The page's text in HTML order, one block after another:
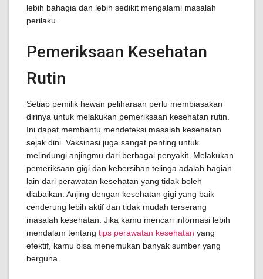
lebih bahagia dan lebih sedikit mengalami masalah
perilaku.
Pemeriksaan Kesehatan
Rutin
Setiap pemilik hewan peliharaan perlu membiasakan
dirinya untuk melakukan pemeriksaan kesehatan rutin.
Ini dapat membantu mendeteksi masalah kesehatan
sejak dini. Vaksinasi juga sangat penting untuk
melindungi anjingmu dari berbagai penyakit. Melakukan
pemeriksaan gigi dan kebersihan telinga adalah bagian
lain dari perawatan kesehatan yang tidak boleh
diabaikan. Anjing dengan kesehatan gigi yang baik
cenderung lebih aktif dan tidak mudah terserang
masalah kesehatan. Jika kamu mencari informasi lebih
mendalam tentang tips perawatan kesehatan yang
efektif, kamu bisa menemukan banyak sumber yang
berguna.